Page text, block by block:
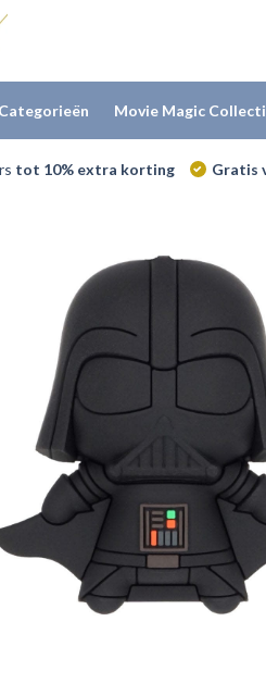
Movie Magic
tot 10% extra korting Gratis